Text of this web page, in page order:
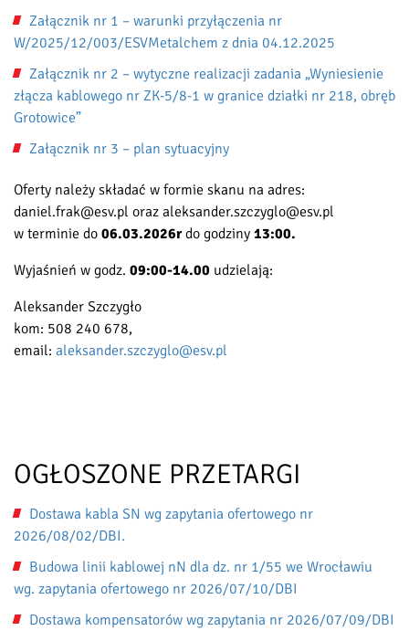
Załącznik nr 1 – warunki przyłączenia nr
W/2025/12/003/ESVMetalchem z dnia 04.12.2025
Załącznik nr 2 – wytyczne realizacji zadania „Wyniesienie
złącza kablowego nr ZK-5/8-1 w granice działki nr 218, obręb
Grotowice”
Załącznik nr 3 – plan sytuacyjny
Oferty należy składać w formie skanu na adres:
daniel.frak@esv.pl oraz aleksander.szczyglo@esv.pl
w terminie do 06.03.2026rdo godziny 13:00.
Wyjaśnień w godz. 09:00-14.00 udzielają:
Aleksander Szczygło
kom: 508 240 678,
email: aleksander.szczyglo@esv.pl
OGŁOSZONE PRZETARGI
Dostawa kabla SN wg zapytania ofertowego nr
2026/08/02/DBI.
Budowa linii kablowej nN dla dz. nr 1/55 we Wrocławiu
wg. zapytania ofertowego nr 2026/07/10/DBI
Dostawa kompensatorów wg zapytania nr 2026/07/09/DBI